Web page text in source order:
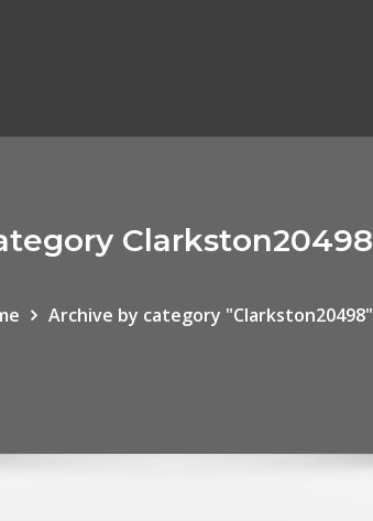
Clarkston20498
Archive by category "Clarkston20498"